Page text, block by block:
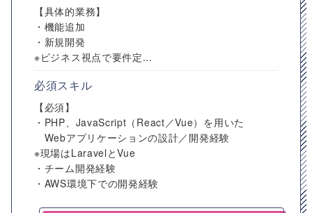
【具体的業務】
・機能追加
・新規開発
※ビジネス視点で要件定...
必須スキル
【必須】
・PHP、JavaScript（React／Vue）を用いた
Webアプリケーションの設計／開発経験
※現場はLaravelとVue
・チーム開発経験
・AWS環境下での開発経験